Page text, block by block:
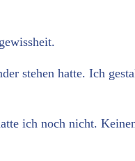
stehen hatte. Ich
ich noch nicht.